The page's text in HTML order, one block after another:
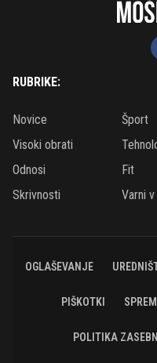
RUBRIKE:
Novice Šport
Visoki obrati
Odnosi
Fit
Skrivnosti
Varni
OGLAŠEVANJE
PIŠKOTKI
POLITIKA